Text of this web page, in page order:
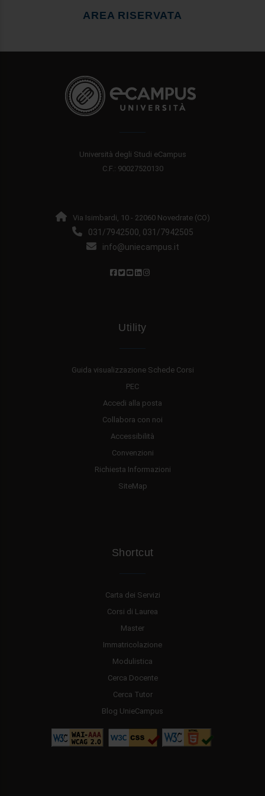
AREA RISERVATA
Università degli Studi eCampus
C.F.: 90027520130
Via Isimbardi, 10 - 22060 Novedrate (CO)
031/7942500, 031/7942505
info@uniecampus.it
Utility
Guida visualizzazione Schede Corsi
PEC
Accedi alla posta
Collabora con noi
Accessibilità
Convenzioni
Richiesta Informazioni
SiteMap
Shortcut
Carta dei Servizi
Corsi di Laurea
Master
Immatricolazione
Modulistica
Cerca Docente
Cerca Tutor
Blog UnieCampus